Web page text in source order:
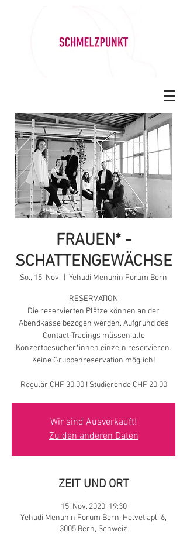
FRAUEN* -
SCHATTENGEWÄCHSE
So., 15. Nov. Yehudi Menuhin Forum Bern
RESERVATION
Die reservierten Plätze können an der
Abendkasse bezogen werden. Aufgrund des
Contact-Tracings müssen alle
Konzertbesucher*innen einzeln reservieren.
Keine Gruppenreservation möglich!
Regulär CHF 30.00 I Studierende CHF 20.00
Wir sind Ausverkauft!
Zu den anderen Daten
ZEIT UND ORT
15. Nov. 2020, 19:30
Yehudi Menuhin Forum Bern, Helvetiapl. 6,
3005 Bern, Schweiz